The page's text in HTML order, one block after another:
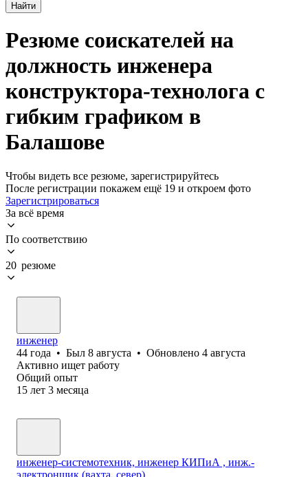
Найти
Резюме соискателей на
должность инженера
конструктора-технолога с
гибким графиком в
Балашове
Чтобы видеть все резюме, зарегистрируйтесь
После регистрации покажем ещё 19 и откроем фото
Зарегистрироваться
За всё время
По соответствию
20 резюме
инженер
44 года • Был 8 августа • Обновлено 4 августа
Активно ищет работу
Общий опыт
15 лет 3 месяца
инженер-системотехник, инженер КИПиА , инж.-
электронщик (вахта, север)